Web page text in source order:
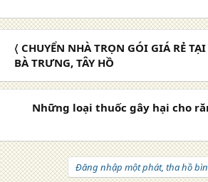
〈 CHUYỂN NHÀ TRỌN GÓI GIÁ RẺ
BÀ TRƯNG, TÂY HỒ
Những loại thuốc gây hại cho
Đăng nhập một phát, tha hồ